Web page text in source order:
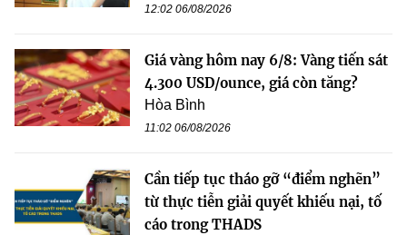
12:02 06/08/2026
Giá vàng hôm nay 6/8: Vàng tiến sát
4.300 USD/ounce, giá còn tăng?
Hòa Bình
11:02 06/08/2026
Cần tiếp tục tháo gỡ “điểm nghẽn”
từ thực tiễn giải quyết khiếu nại, tố
cáo trong THADS